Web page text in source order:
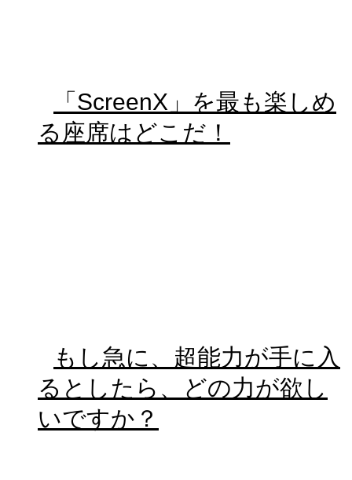
「ScreenX」を最も楽しめ
る座席はどこだ！
もし急に、超能力が手に入
るとしたら、どの力が欲し
いですか？